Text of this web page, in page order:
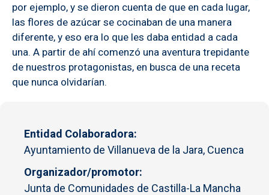
por ejemplo, y se dieron cuenta de que en cada lugar,
las flores de azúcar se cocinaban de una manera
diferente, y eso era lo que les daba entidad a cada
una. A partir de ahí comenzó una aventura trepidante
de nuestros protagonistas, en busca de una receta
que nunca olvidarían.
Entidad Colaboradora
Ayuntamiento de Villanueva de la Jara, Cuenca
Organizador/promotor
Junta de Comunidades de Castilla-La Mancha